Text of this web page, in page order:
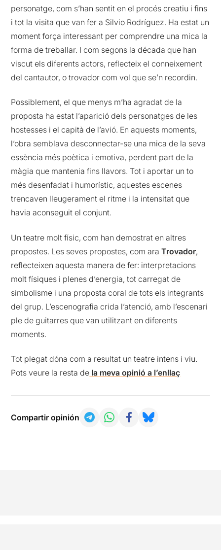
personatge, com s’han sentit en el procés creatiu i fins
i tot la visita que van fer a Silvio Rodríguez. Ha estat un
moment força interessant per comprendre una mica la
forma de treballar. I com segons la década que han
viscut els diferents actors, reflecteix el conneixement
del cantautor, o trovador com vol que se’n recordin.
Possiblement, el que menys m’ha agradat de la
proposta ha estat l’aparició dels personatges de les
hostesses i el capità de l’avió. En aquests moments,
l’obra semblava desconnectar-se una mica de la seva
essència més poètica i emotiva, perdent part de la
màgia que mantenia fins llavors. Tot i aportar un to
més desenfadat i humorístic, aquestes escenes
trencaven lleugerament el ritme i la intensitat que
havia aconseguit el conjunt.
Un teatre molt físic, com han demostrat en altres
propostes. Les seves propostes, com araTrovador,
reflecteixen aquesta manera de fer: interpretacions
molt físiques i plenes d’energia, tot carregat de
simbolisme i una proposta coral de tots els integrants
del grup. L’escenografia crida l’atenció, amb l’escenari
ple de guitarres que van utilitzant en diferents
moments.
Tot plegat dóna com a resultat un teatre intens i viu.
Pots veure la resta de la meva opinió a l’enllaç
Compartir opinión